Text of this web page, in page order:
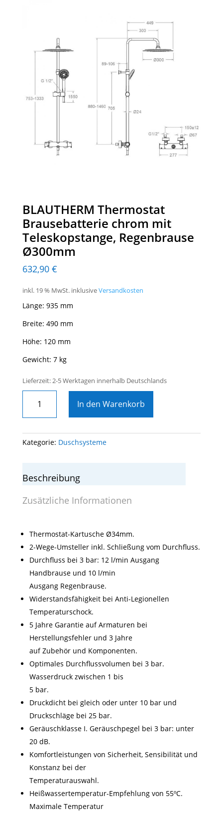
BLAUTHERM Thermostat
Brausebatterie chrom mit
Teleskopstange, Regenbrause
Ø300mm
632,90 €
inkl. 19 % MwSt. inklusiveVersandkosten
Länge: 935 mm
Breite: 490 mm
Höhe: 120 mm
Gewicht: 7 kg
Lieferzeit: 2-5 Werktagen innerhalb Deutschlands
Thermostat
Brausebatterie
mit
Ø300mm
In den Warenkorb
Kategorie: Duschsysteme
Beschreibung
Zusätzliche Informationen
Thermostat-Kartusche Ø34mm.
2-Wege-Umsteller inkl. Schließung vom Durchfluss.
Durchfluss bei 3 bar: 12 l/min Ausgang
Handbrause und 10 l/min
Ausgang Regenbrause.
Widerstandsfähigkeit bei Anti-Legionellen
Temperaturschock.
5 Jahre Garantie auf Armaturen bei
Herstellungsfehler und 3 Jahre
auf Zubehör und Komponenten.
Optimales Durchflussvolumen bei 3 bar.
Wasserdruck zwischen 1 bis
5 bar.
Druckdicht bei gleich oder unter 10 bar und
Druckschläge bei 25 bar.
Geräuschklasse I. Geräuschpegel bei 3 bar: unter
20 dB.
Komfortleistungen von Sicherheit, Sensibilität und
Konstanz bei der
Temperaturauswahl.
Heißwassertemperatur-Empfehlung von 55ºC.
Maximale Temperatur